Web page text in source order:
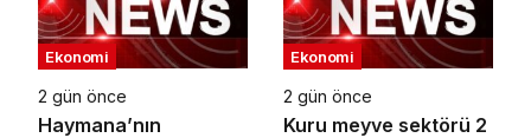
Ekonomi
2 gün önce
Haymana’nın
Ekonomi
2 gün önce
Kuru meyve sektörü 2